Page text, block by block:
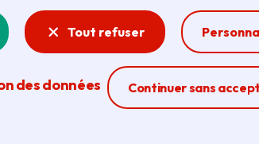
Tout refuser
des données Continuer sans
Ferme la